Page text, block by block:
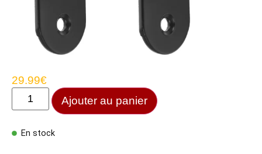
29.99€
Ajouter au panier
En stock